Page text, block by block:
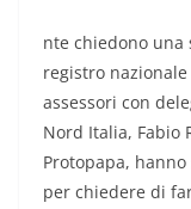
nte chiedono una
registro
assessori con
Nord Italia, Fabio
Protopapa,
per chiedere di